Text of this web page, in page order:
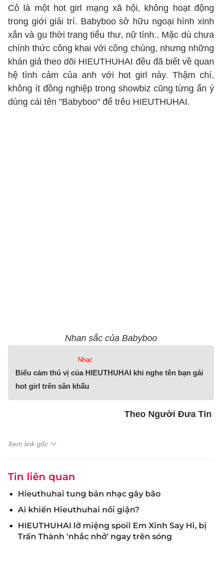
Cô là một hot girl mạng xã hội, không hoạt động
trong giới giải trí. Babyboo sở hữu ngoại hình xinh
xắn và gu thời trang tiểu thư, nữ tính.. Mặc dù chưa
chính thức công khai với công chúng, nhưng những
khán giả theo dõi HIEUTHUHAI đều đã biết về quan
hệ tình cảm của anh với hot girl này. Thậm chí,
không ít đồng nghiệp trong showbiz cũng từng ẩn ý
dùng cái tên "Babyboo" để trêu HIEUTHUHAI.
Nhan sắc của Babyboo
Nhạc
Biểu cảm thú vị của HIEUTHUHAI khi nghe tên bạn gái
hot girl trên sân khấu
Theo Người Đưa Tin
Xem link gốc
Tin liên quan
Hieuthuhai tung bản nhạc gây bão
Ai khiến Hieuthuhai nổi giận?
HIEUTHUHAI lỡ miệng spoil Em Xinh Say Hi, bị
Trấn Thành 'nhắc nhở' ngay trên sóng